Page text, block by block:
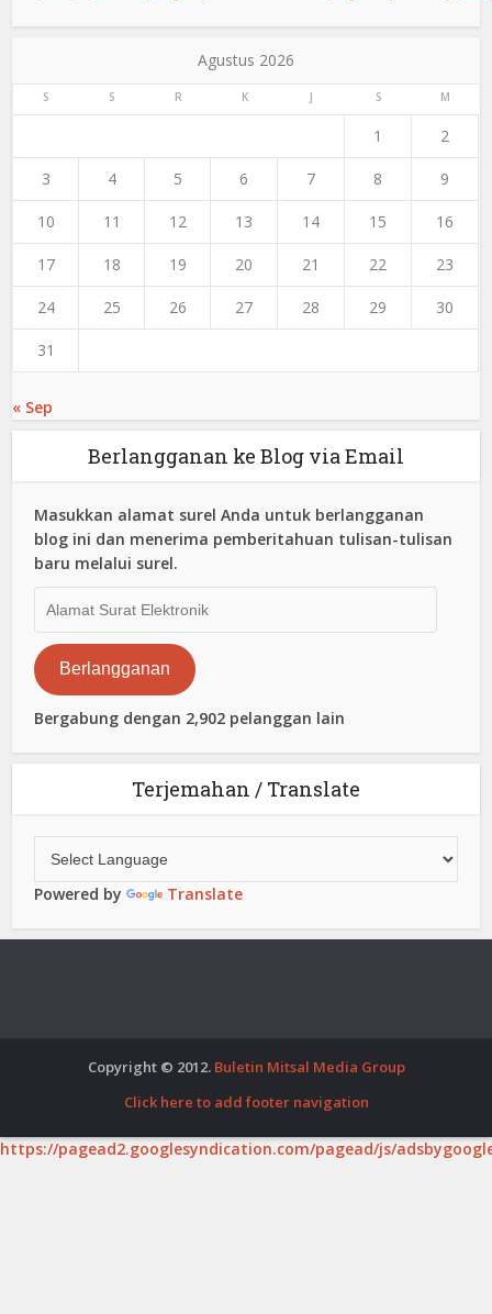
Agustus 2026
S S R K J S M
1 2
3 4 5 6 7 8 9
10 11 12 13 14 15 16
17 18 19 20 21 22 23
24 25 26 27 28 29 30
31
« Sep
Berlangganan ke Blog via Email
Masukkan alamat surel Anda untuk berlangganan
blog ini dan menerima pemberitahuan tulisan-tulisan
baru melalui surel.
Surat
Elektronik
Berlangganan
Bergabung dengan 2,902 pelanggan lain
Terjemahan / Translate
Powered by Translate
Copyright © 2012. Buletin Mitsal Media Group
Click here to add footer navigation
https://pagead2.googlesyndication.com/pagead/js/